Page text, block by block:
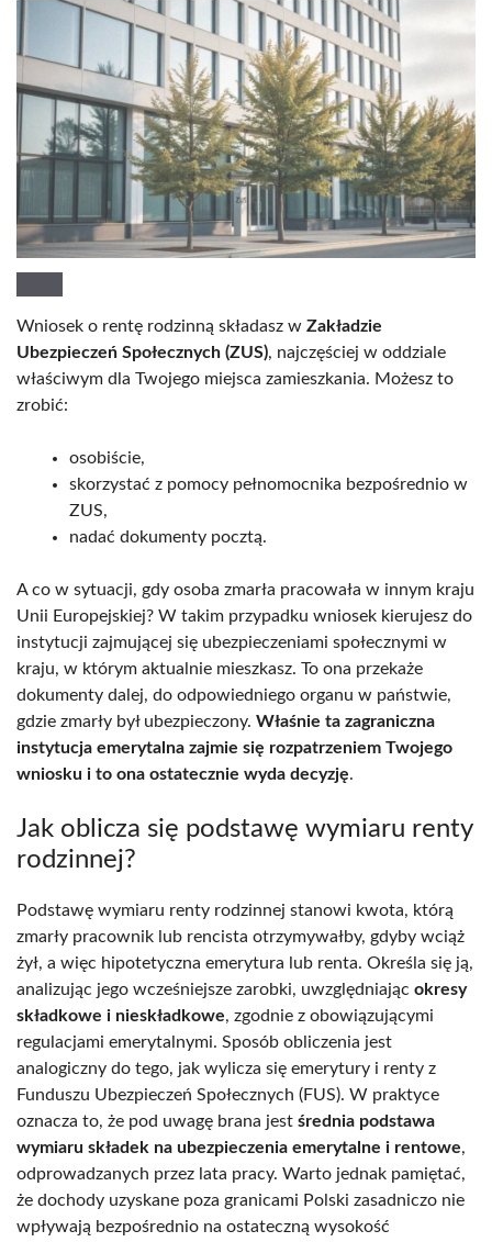
Wniosek o rentę rodzinną składasz w Zakładzie
Ubezpieczeń Społecznych (ZUS), najczęściej w oddziale
właściwym dla Twojego miejsca zamieszkania. Możesz to
zrobić:
osobiście,
skorzystać z pomocy pełnomocnika bezpośrednio w
ZUS,
nadać dokumenty pocztą.
A co w sytuacji, gdy osoba zmarła pracowała w innym kraju
Unii Europejskiej? W takim przypadku wniosek kierujesz do
instytucji zajmującej się ubezpieczeniami społecznymi w
kraju, w którym aktualnie mieszkasz. To ona przekaże
dokumenty dalej, do odpowiedniego organu w państwie,
gdzie zmarły był ubezpieczony. Właśnie ta zagraniczna
instytucja emerytalna zajmie się rozpatrzeniem Twojego
wniosku i to ona ostatecznie wyda decyzję.
Jak oblicza się podstawę wymiaru renty
rodzinnej?
Podstawę wymiaru renty rodzinnej stanowi kwota, którą
zmarły pracownik lub rencista otrzymywałby, gdyby wciąż
żył, a więc hipotetyczna emerytura lub renta. Określa się ją,
analizując jego wcześniejsze zarobki, uwzględniając okresy
składkowe i nieskładkowe, zgodnie z obowiązującymi
regulacjami emerytalnymi. Sposób obliczenia jest
analogiczny do tego, jak wylicza się emerytury i renty z
Funduszu Ubezpieczeń Społecznych (FUS). W praktyce
oznacza to, że pod uwagę brana jest średnia podstawa
wymiaru składek na ubezpieczenia emerytalne i rentowe,
odprowadzanych przez lata pracy. Warto jednak pamiętać,
że dochody uzyskane poza granicami Polski zasadniczo nie
wpływają bezpośrednio na ostateczną wysokość